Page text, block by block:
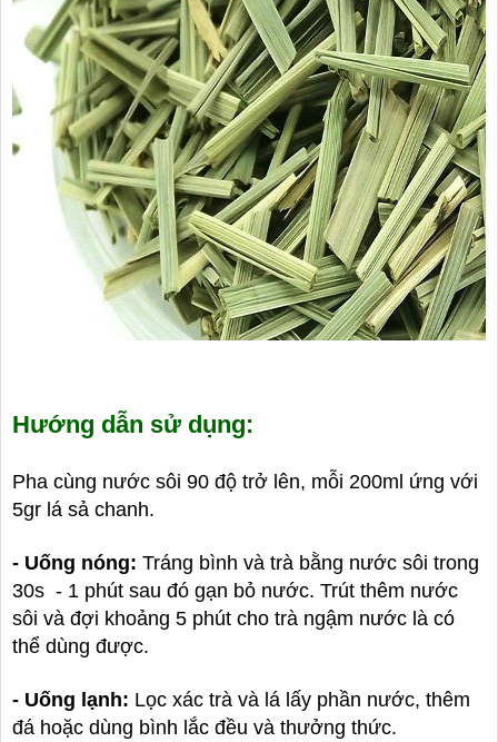
Hướng dẫn sử dụng:
Pha cùng nước sôi 90 độ trở lên, mỗi 200ml ứng với
5gr lá sả chanh.
- Uống nóng: Tráng bình và trà bằng nước sôi trong
30s - 1 phút sau đó gạn bỏ nước. Trút thêm nước
sôi và đợi khoảng 5 phút cho trà ngậm nước là có
thể dùng được.
- Uống lạnh: Lọc xác trà và lá lấy phần nước, thêm
đá hoặc dùng bình lắc đều và thưởng thức.